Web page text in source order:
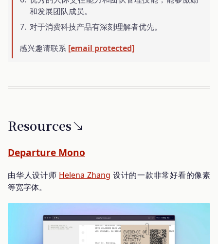
和发展团队成员。
对于消费科技产品有深刻理解者优先。
感兴趣请联系 [email protected]
Resources↘
Departure Mono
由华人设计师 Helena Zhang 设计的一款非常好看的像素
等宽字体。